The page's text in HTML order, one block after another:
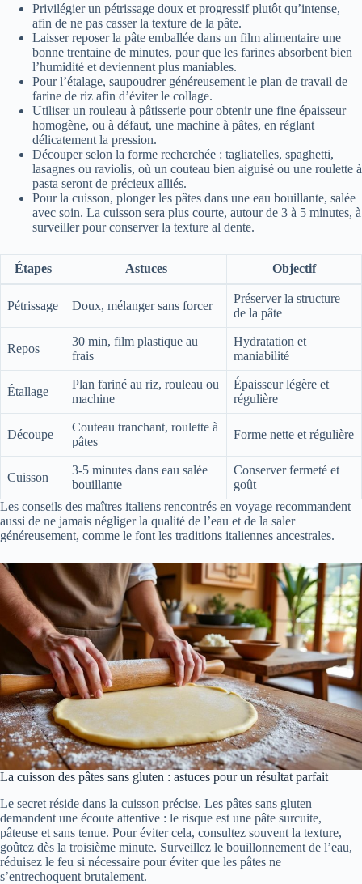
Privilégier un pétrissage doux et progressif plutôt qu’intense,
afin de ne pas casser la texture de la pâte.
Laisser reposer la pâte emballée dans un film alimentaire une
bonne trentaine de minutes, pour que les farines absorbent bien
l’humidité et deviennent plus maniables.
Pour l’étalage, saupoudrer généreusement le plan de travail de
farine de riz afin d’éviter le collage.
Utiliser un rouleau à pâtisserie pour obtenir une fine épaisseur
homogène, ou à défaut, une machine à pâtes, en réglant
délicatement la pression.
Découper selon la forme recherchée : tagliatelles, spaghetti,
lasagnes ou raviolis, où un couteau bien aiguisé ou une roulette à
pasta seront de précieux alliés.
Pour la cuisson, plonger les pâtes dans une eau bouillante, salée
avec soin. La cuisson sera plus courte, autour de 3 à 5 minutes, à
surveiller pour conserver la texture al dente.
Étapes Astuces Objectif
Pétrissage Doux, mélanger sans forcer
Préserver la structure
de la pâte
Repos
30 min, film plastique au
frais
Hydratation et
maniabilité
Étallage
Plan fariné au riz, rouleau ou
machine
Épaisseur légère et
régulière
Découpe
Couteau tranchant, roulette à
pâtes
Forme nette et régulière
Cuisson
3-5 minutes dans eau salée
bouillante
Conserver fermeté et
goût
Les conseils des maîtres italiens rencontrés en voyage recommandent
aussi de ne jamais négliger la qualité de l’eau et de la saler
généreusement, comme le font les traditions italiennes ancestrales.
La cuisson des pâtes sans gluten : astuces pour un résultat parfait
Le secret réside dans la cuisson précise. Les pâtes sans gluten
demandent une écoute attentive : le risque est une pâte surcuite,
pâteuse et sans tenue. Pour éviter cela, consultez souvent la texture,
goûtez dès la troisième minute. Surveillez le bouillonnement de l’eau,
réduisez le feu si nécessaire pour éviter que les pâtes ne
s’entrechoquent brutalement.